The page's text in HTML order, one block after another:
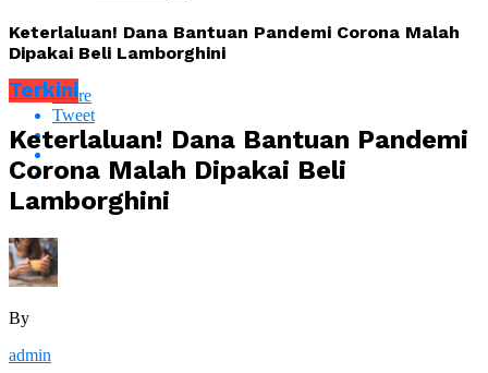
Keterlaluan! Dana Bantuan Pandemi Corona Malah
Dipakai Beli Lamborghini
Share
Tweet
Terkini
Keterlaluan! Dana Bantuan Pandemi
Corona Malah Dipakai Beli
Lamborghini
By
admin